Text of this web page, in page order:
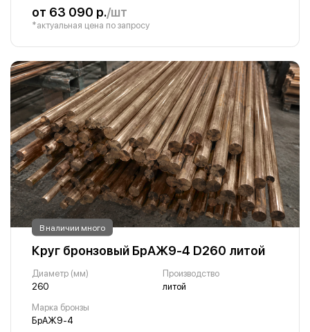
от 63 090 р./шт
*актуальная цена по запросу
В наличии много
Круг бронзовый БрАЖ9-4 D260 литой
Диаметр (мм)
260
Производство
литой
Марка бронзы
БрАЖ9-4